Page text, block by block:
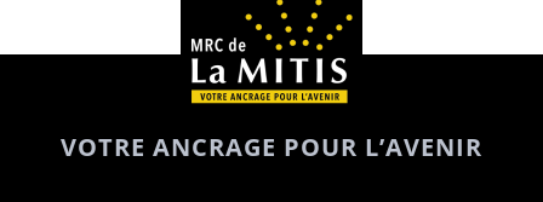
VOTRE ANCRAGE POUR L’AVENIR